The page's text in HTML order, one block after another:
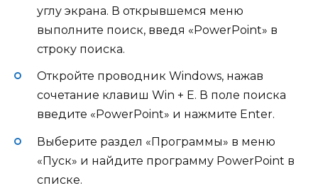
углу экрана. В открывшемся меню
выполните поиск, введя «PowerPoint» в
строку поиска.
Откройте проводник Windows, нажав
сочетание клавиш Win + E. В поле поиска
введите «PowerPoint» и нажмите Enter.
Выберите раздел «Программы» в меню
«Пуск» и найдите программу PowerPoint в
списке.